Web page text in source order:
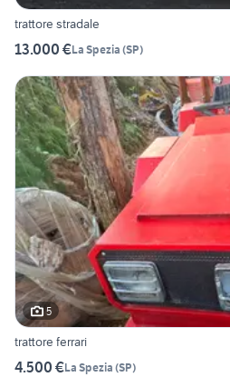
trattore stradale
13.000 €La Spezia (SP)
5
trattore ferrari
4.500 €La Spezia (SP)